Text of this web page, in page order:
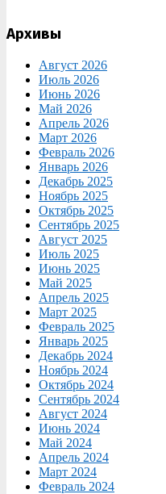
Архивы
Август 2026
Июль 2026
Июнь 2026
Май 2026
Апрель 2026
Март 2026
Февраль 2026
Январь 2026
Декабрь 2025
Ноябрь 2025
Октябрь 2025
Сентябрь 2025
Август 2025
Июль 2025
Июнь 2025
Май 2025
Апрель 2025
Март 2025
Февраль 2025
Январь 2025
Декабрь 2024
Ноябрь 2024
Октябрь 2024
Сентябрь 2024
Август 2024
Июнь 2024
Май 2024
Апрель 2024
Март 2024
Февраль 2024